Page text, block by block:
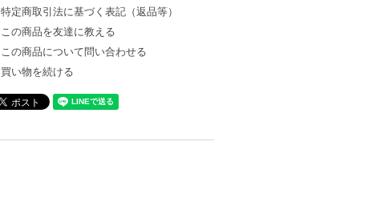
特定商取引法に基づく表記（返品等）
この商品を友達に教える
この商品について問い合わせる
買い物を続ける